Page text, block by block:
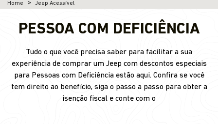
Home Jeep Acessível
PESSOA COM DEFICIÊNCIA
Tudo o que você precisa saber para facilitar a sua
experiência de comprar um Jeep com descontos especiais
para Pessoas com Deficiência estão aqui. Confira se você
tem direito ao benefício, siga o passo a passo para obter a
isenção fiscal e conte com o